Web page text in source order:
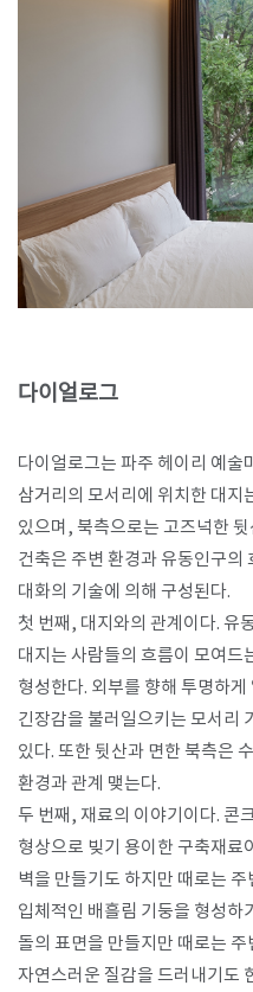
다이얼로그
다이얼로그는 파주 헤이리 예술
삼거리의 모서리에 위치한 대지
있으며, 북측으로는 고즈넉한
건축은 주변 환경과 유동인구의
대화의 기술에 의해 구성된다.
첫 번째, 대지와의 관계이다. 유
대지는 사람들의 흐름이 모여드
형성한다. 외부를 향해 투명하
긴장감을 불러일으키는 모서리
있다. 또한 뒷산과 면한 북측은
환경과 관계 맺는다.
두 번째, 재료의 이야기이다. 콘
형상으로 빚기 용이한 구축재료
벽을 만들기도 하지만 때로는
입체적인 배흘림 기둥을 형성하
돌의 표면을 만들지만 때로는
자연스러운 질감을 드러내기도